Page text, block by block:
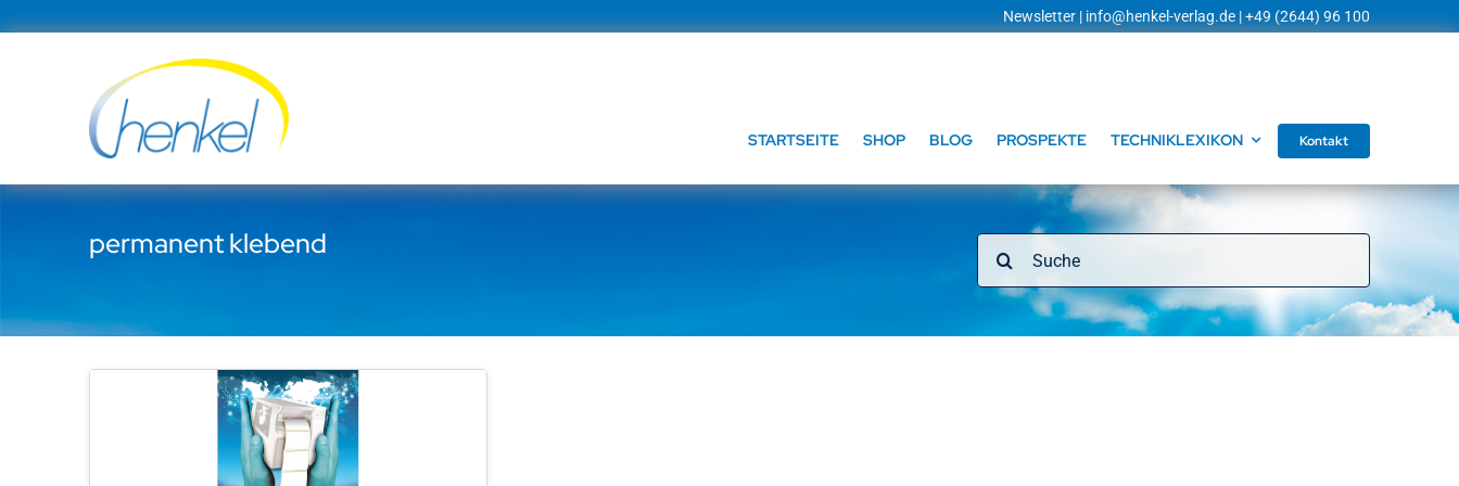
Inhalt
Newsletter | info@henkel-verlag.de | +49 (2644) 96 100
STARTSEITE SHOP BLOG PROSPEKTE TECHNIKLEXIKON Kontakt
permanent klebend
nach: